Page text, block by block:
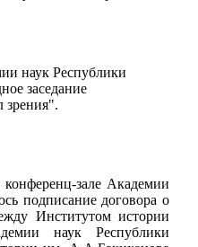
наук Республики
заседание
зрения".
зале Академии
подписание договора о
Институтом истории
наук Республики